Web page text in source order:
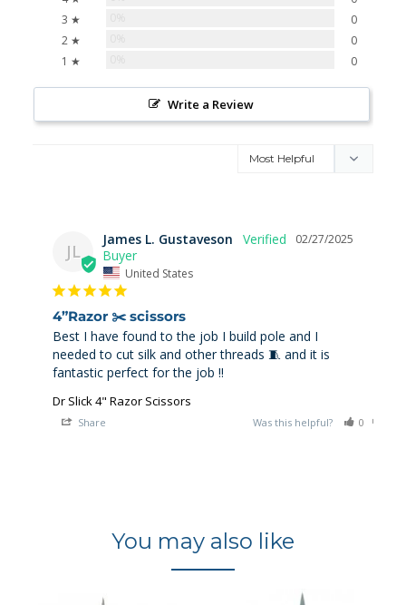
3 ★
0
2 ★
0
1 ★
0
Write a Review
JL
02/27/2025
James L. Gustaveson
United States
4”Razor ✂️ scissors
Best I have found to the job I build pole and I
needed to cut silk and other threads 🧵 and it is
fantastic perfect for the job !!
Dr Slick 4" Razor Scissors
Share Was this helpful? 0
You may also like